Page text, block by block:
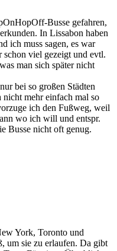
Busse gefahren,
In Lissabon haben
ich muss sagen, es war
schon viel gezeigt und evtl.
man sich später nicht
bei so großen Städten
mehr einfach mal so
ich den Fußweg, weil
wo ich will und entspr.
Busse nicht oft genug.
York, Toronto und
um sie zu erlaufen. Da gibt